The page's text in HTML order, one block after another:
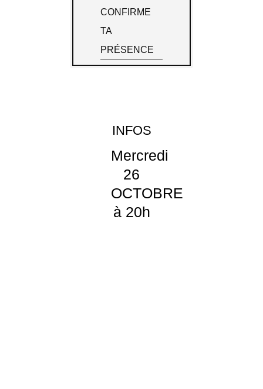
CONFIRME
TA
PRÉSENCE
INFOS
Mercredi
26
OCTOBRE
à 20h